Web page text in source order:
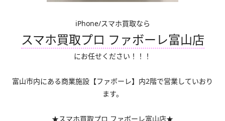
iPhone/スマホ買取なら
スマホ買取プロ ファボーレ富山店
にお任せください！！！
富山市内にある商業施設【ファボーレ】内2階で営業していおり
ます。
★スマホ買取プロ ファボーレ富山店★